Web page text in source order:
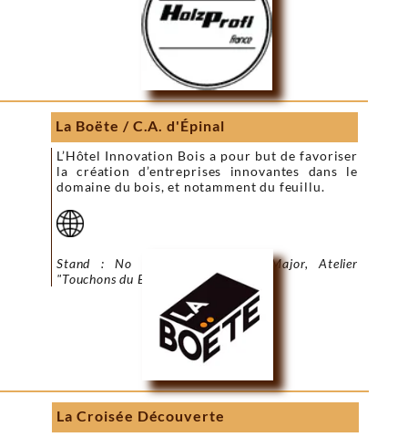
La Boëte / C.A. d'Épinal
L’Hôtel Innovation Bois a pour but de favoriser
la création d’entreprises innovantes dans le
domaine du bois, et notamment du feuillu.
Stand : No
- Salle Tambour-Major, Atelier
"Touchons du Bois"
La Croisée Découverte